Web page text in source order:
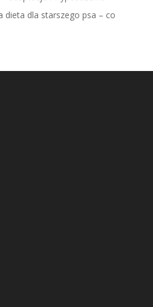
dieta dla starszego psa – co